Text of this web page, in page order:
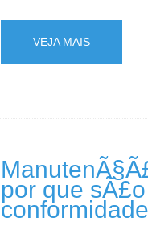
VEJA MAIS
por que